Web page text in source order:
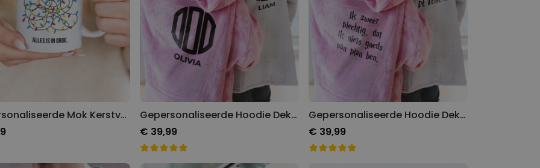
Gepersonaliseerde Mok Kerstverlichting met Tekst
Gepersonaliseerde Hoodie Deken met Monogram
€ 39,99
Gepersonaliseerde Hoodie Deken met Tekst
€ 39,99